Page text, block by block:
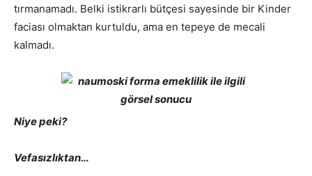
tırmanamadı. Belki istikrarlı bütçesi sayesinde bir Kinder
faciası olmaktan kurtuldu, ama en tepeye de mecali
kalmadı.
Niye peki?
Vefasızlıktan…